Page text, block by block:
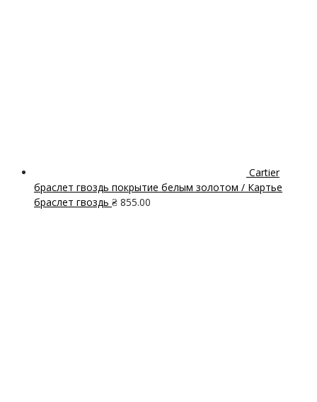
Cartier
браслет гвоздь покрытие белым золотом / Картье
браслет гвоздь ₴ 855.00